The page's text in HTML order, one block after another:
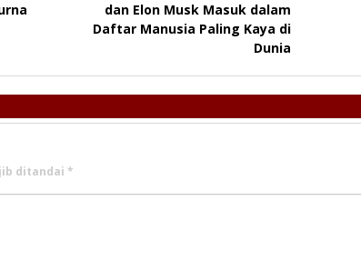
dan Elon Musk Masuk dalam
Daftar Manusia Paling Kaya di
Dunia
ditandai *